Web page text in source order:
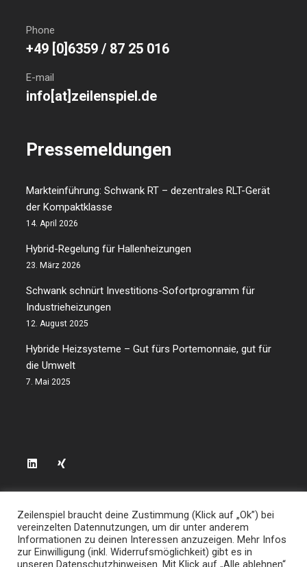
Phone
+49 [0]6359 / 87 25 016
E-mail
info[at]zeilenspiel.de
Pressemeldungen
Markteinführung: Schwank RT – dezentrales RLT-Gerät
der Kompaktklasse
14. April 2026
Hybrid-Regelung für Hallenheizungen
23. März 2026
Schwank schnürt Investitions-Sofortprogramm für
Industrieheizungen
12. August 2025
Hybride Heizsysteme – Gut fürs Portemonnaie, gut für
die Umwelt
7. Mai 2025
Impressum
Zeilenspiel braucht deine Zustimmung (Klick auf „Ok”) bei
vereinzelten Datennutzungen, um dir unter anderem
Informationen zu deinen Interessen anzuzeigen. Mehr Infos
zur Einwilligung (inkl. Widerrufsmöglichkeit) gibt es in
unseren Datenschutzhinweisen. Mit Klick auf „Alle ablehnen“